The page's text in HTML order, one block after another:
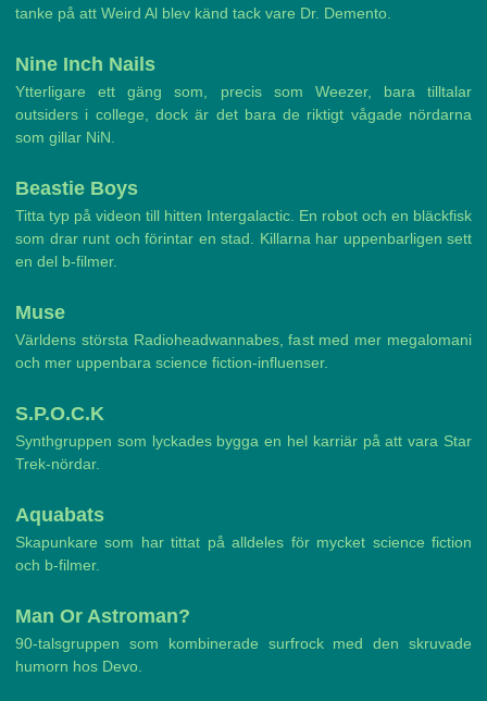
tanke på att Weird Al blev känd tack vare Dr. Demento.
Nine Inch Nails
Ytterligare ett gäng som, precis som Weezer, bara tilltalar
outsiders i college, dock är det bara de riktigt vågade nördarna
som gillar NiN.
Beastie Boys
Titta typ på videon till hitten Intergalactic. En robot och en bläckfisk
som drar runt och förintar en stad. Killarna har uppenbarligen sett
en del b-filmer.
Muse
Världens största Radioheadwannabes, fast med mer megalomani
och mer uppenbara science fiction-influenser.
S.P.O.C.K
Synthgruppen som lyckades bygga en hel karriär på att vara Star
Trek-nördar.
Aquabats
Skapunkare som har tittat på alldeles för mycket science fiction
och b-filmer.
Man Or Astroman?
90-talsgruppen som kombinerade surfrock med den skruvade
humorn hos Devo.